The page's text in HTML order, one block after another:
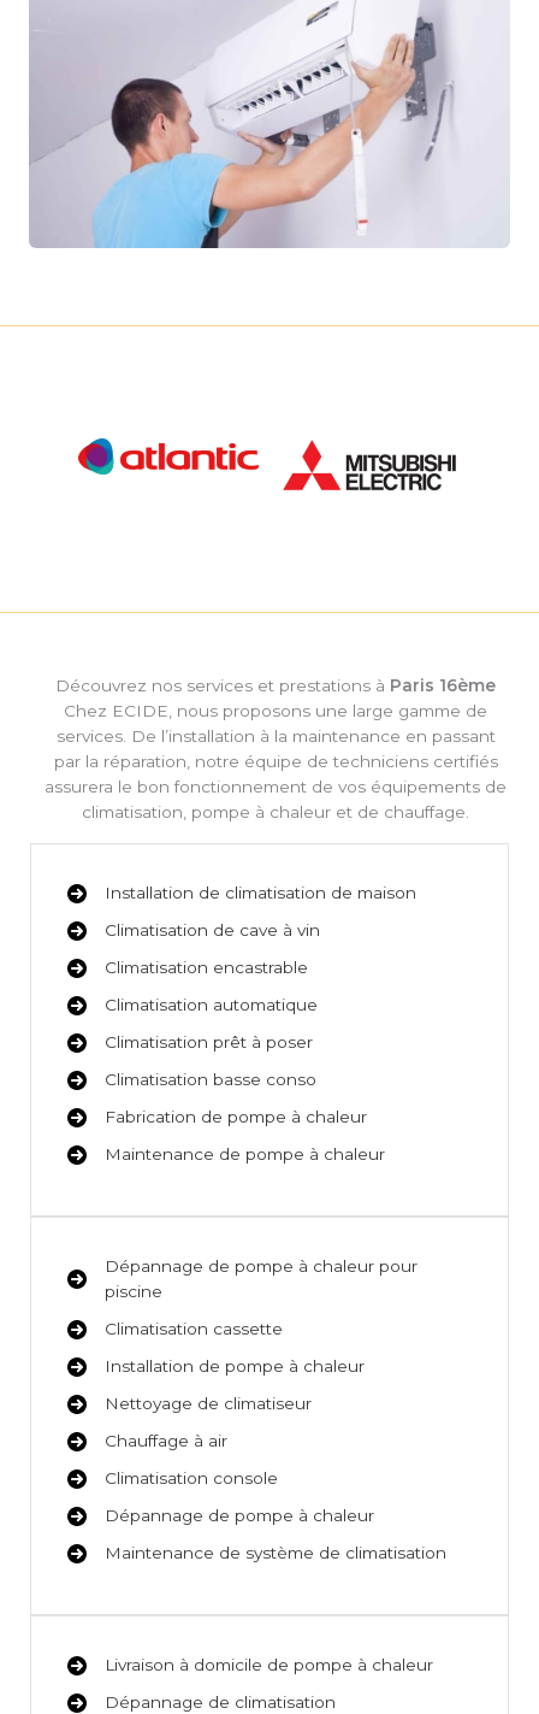
Découvrez nos services et prestations à Paris 16ème
Chez ECIDE, nous proposons une large gamme de
services. De l’installation à la maintenance en passant
par la réparation, notre équipe de techniciens certifiés
assurera le bon fonctionnement de vos équipements de
climatisation, pompe à chaleur et de chauffage.
Installation de climatisation de maison
Climatisation de cave à vin
Climatisation encastrable
Climatisation automatique
Climatisation prêt à poser
Climatisation basse conso
Fabrication de pompe à chaleur
Maintenance de pompe à chaleur
Dépannage de pompe à chaleur pour
piscine
Climatisation cassette
Installation de pompe à chaleur
Nettoyage de climatiseur
Chauffage à air
Climatisation console
Dépannage de pompe à chaleur
Maintenance de système de climatisation
Livraison à domicile de pompe à chaleur
Dépannage de climatisation